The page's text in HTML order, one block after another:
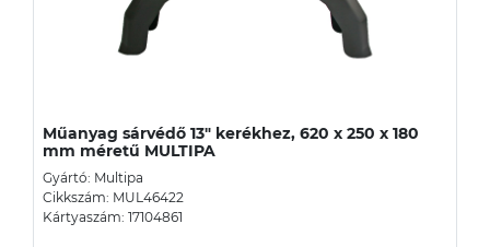
Műanyag sárvédő 13" kerékhez, 620 x 250 x 180
mm méretű MULTIPA
Gyártó: Multipa
Cikkszám: MUL46422
Kártyaszám: 17104861